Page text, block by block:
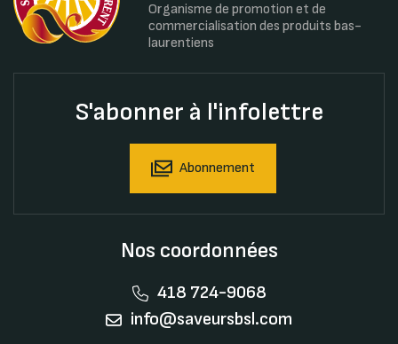
Organisme de promotion et de
commercialisation des produits bas-
laurentiens
S'abonner à l'infolettre
Abonnement
Nos coordonnées
418 724-9068
info@saveursbsl.com